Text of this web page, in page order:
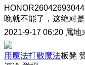
晚就不能了，这绝对
2021-9-17 06:20 属地
用魔法打败魔法板凳